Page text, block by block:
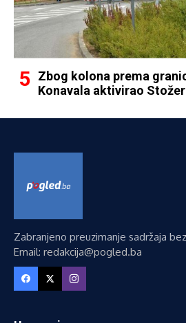
Zbog kolona prema
Konavala aktivirao
Zabranjeno preuzimanje sadržaja
Email: redakcija@pogled.ba